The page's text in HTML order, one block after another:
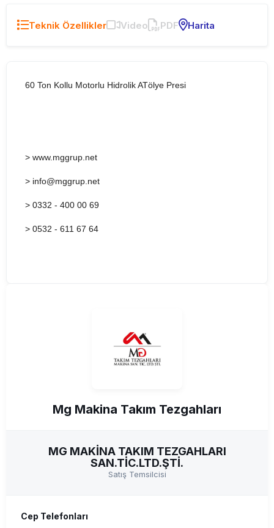
Teknik Özellikler Video PDF Harita
60 Ton Kollu Motorlu Hidrolik ATölye Presi
> www.mggrup.net
> info@mggrup.net
> 0332 - 400 00 69
> 0532 - 611 67 64
Mg Makina Takım Tezgahları
MG MAKİNA TAKIM TEZGAHLARI
SAN.TİC.LTD.ŞTİ.
Satış Temsilcisi
Cep Telefonları